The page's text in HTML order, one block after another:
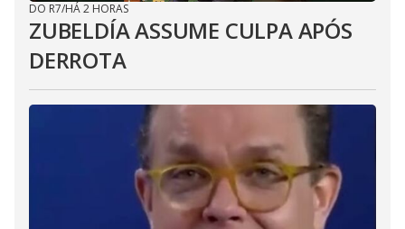
DO R7/HÁ 2 HORAS
ZUBELDÍA ASSUME CULPA APÓS
DERROTA